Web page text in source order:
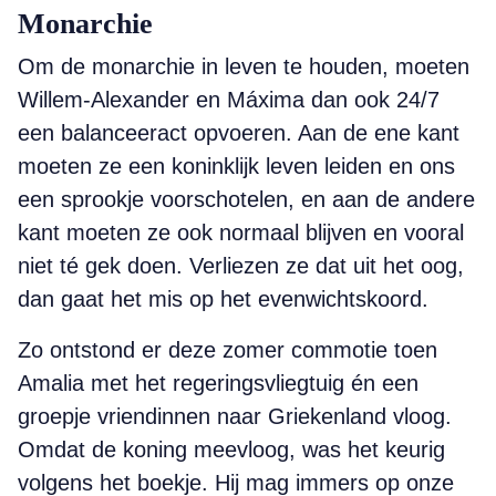
Monarchie
Om de monarchie in leven te houden, moeten
Willem-Alexander en Máxima dan ook 24/7
een balanceeract opvoeren. Aan de ene kant
moeten ze een koninklijk leven leiden en ons
een sprookje voorschotelen, en aan de andere
kant moeten ze ook normaal blijven en vooral
niet té gek doen. Verliezen ze dat uit het oog,
dan gaat het mis op het evenwichtskoord.
Zo ontstond er deze zomer commotie toen
Amalia met het regeringsvliegtuig én een
groepje vriendinnen naar Griekenland vloog.
Omdat de koning meevloog, was het keurig
volgens het boekje. Hij mag immers op onze